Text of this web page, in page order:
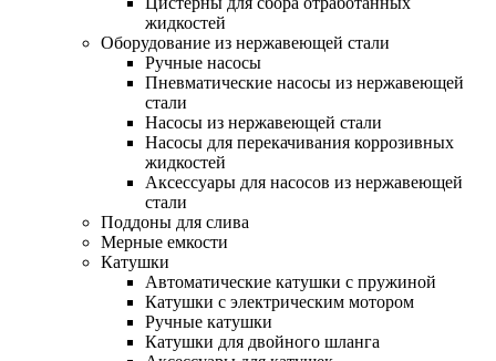
жидкостей
Оборудование из нержавеющей стали
Ручные насосы
Пневматические насосы из нержавеющей
стали
Насосы из нержавеющей стали
Насосы для перекачивания коррозивных
жидкостей
Аксессуары для насосов из нержавеющей
стали
Поддоны для слива
Мерные емкости
Катушки
Автоматические катушки с пружиной
Катушки с электрическим мотором
Ручные катушки
Катушки для двойного шланга